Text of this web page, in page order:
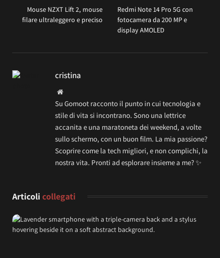
Mouse NZXT Lift 2, mouse
filare ultraleggero e preciso
Redmi Note 14 Pro 5G con
fotocamera da 200 MP e
display AMOLED
cristina
Website
Su Gomoot racconto il punto in cui tecnologia e
stile di vita si incontrano. Sono una lettrice
accanita e una maratoneta dei weekend, a volte
sullo schermo, con un buon film. La mia passione?
Scoprire come la tech migliori, e non complichi, la
nostra vita. Pronti ad esplorare insieme a me? ✨
Articoli collegati